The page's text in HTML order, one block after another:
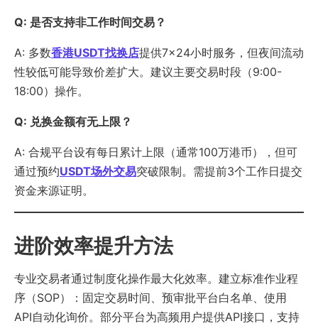
Q: 是否支持非工作时间交易？
A: 多数香港USDT找换店提供7×24小时服务，但夜间流动
性较低可能导致价差扩大。建议主要交易时段（9:00-
18:00）操作。
Q: 兑换金额有无上限？
A: 合规平台设有每日累计上限（通常100万港币），但可
通过预约USDT场外交易突破限制。需提前3个工作日提交
资金来源证明。
进阶效率提升方法
专业交易者通过制度化操作最大化效率。建立标准作业程
序（SOP）：固定交易时间、预审批平台白名单、使用
API​​自动化询价。部分平台为高频用户提供API接口，支持